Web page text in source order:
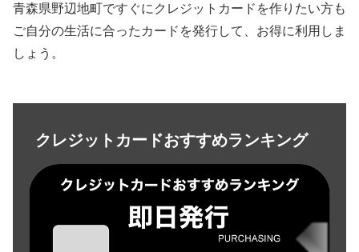
青森県野辺地町ですぐにクレジットカードを作りたい方も
ご自分の生活に合ったカードを発行して、お得に利用しま
しょう。
クレジットカードおすすめランキング